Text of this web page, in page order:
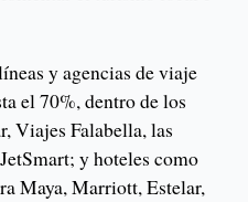
y agencias de viaje
el 70%, dentro de los
Viajes Falabella, las
y hoteles como
Maya, Marriott, Estelar,